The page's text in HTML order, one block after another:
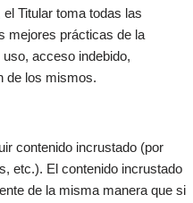
Titular toma todas las
mejores prácticas de la
acceso indebido,
de los mismos.
contenido incrustado (por
etc.). El contenido incrustado
de la misma manera que si